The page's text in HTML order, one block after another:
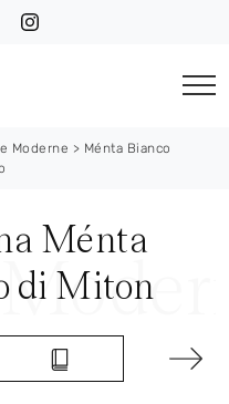
Moderne > Ménta Bianco
Ménta
di Miton